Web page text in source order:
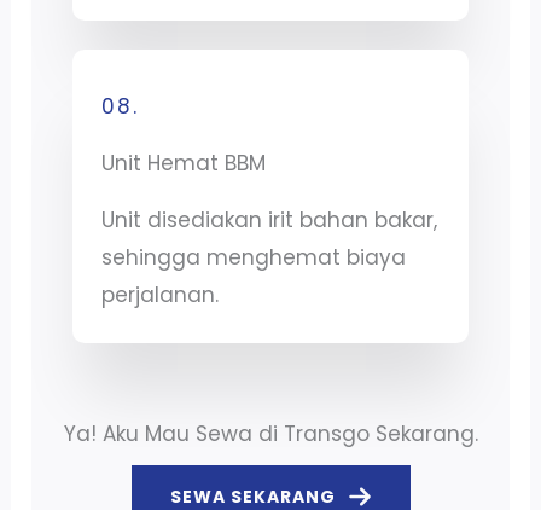
08.
Unit Hemat BBM
Unit disediakan irit bahan bakar,
sehingga menghemat biaya
perjalanan.
Ya! Aku Mau Sewa di Transgo Sekarang.
SEWA SEKARANG